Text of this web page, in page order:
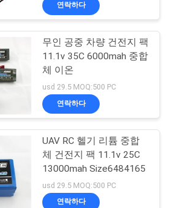
연락하다
무인 공중 차량 건전지 팩
11.1v 35C 6000mah 중합
체 이온
usd 29.5 MOQ:500 PC
연락하다
UAV RC 헬기 리튬 중합
체 건전지 팩 11.1v 25C
13000mah Size6484165
usd 29.5 MOQ:500 PC
연락하다